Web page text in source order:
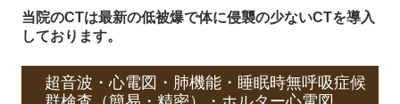
当院のCTは最新の低被爆で体に侵襲の少ないCTを導入
しております。
超音波・心電図・肺機能・睡眠時無呼吸症候